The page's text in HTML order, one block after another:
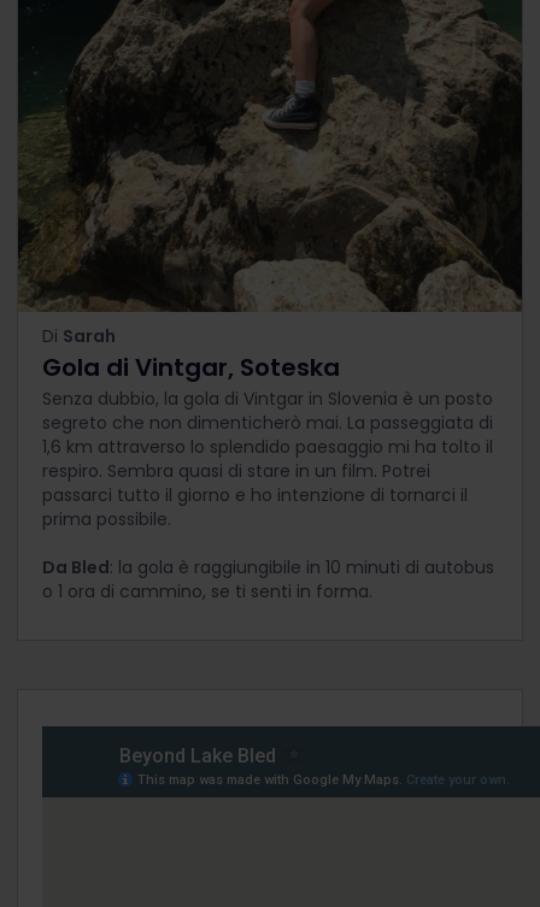
Di Sarah
Gola di Vintgar, Soteska
Senza dubbio, la gola di Vintgar in Slovenia è un posto
segreto che non dimenticherò mai. La passeggiata di
1,6 km attraverso lo splendido paesaggio mi ha tolto il
respiro. Sembra quasi di stare in un film. Potrei
passarci tutto il giorno e ho intenzione di tornarci il
prima possibile.
Da Bled: la gola è raggiungibile in 10 minuti di autobus
o 1 ora di cammino, se ti senti in forma.